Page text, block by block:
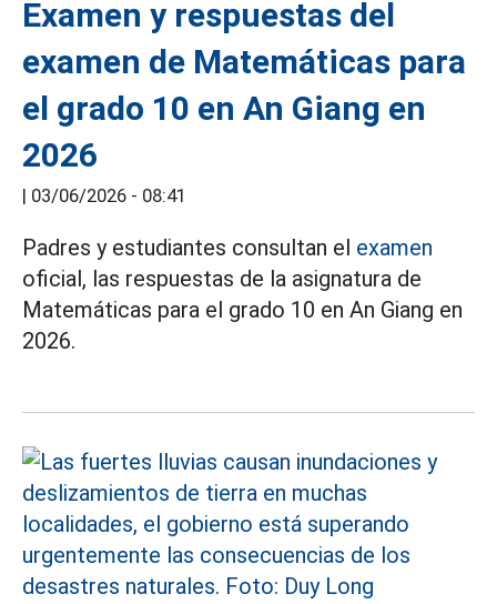
Examen y respuestas del
examen de Matemáticas para
el grado 10 en An Giang en
2026
| 03/06/2026 - 08:41
Padres y estudiantes consultan el examen
oficial, las respuestas de la asignatura de
Matemáticas para el grado 10 en An Giang en
2026.